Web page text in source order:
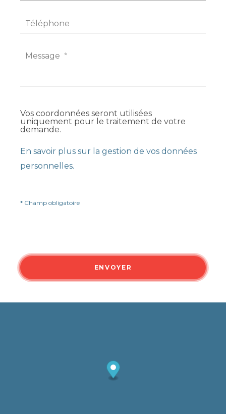
Téléphone
Message *
Vos coordonnées seront utilisées
uniquement pour le traitement de votre
demande.
En savoir plus sur la gestion de vos données
personnelles.
* Champ obligatoire